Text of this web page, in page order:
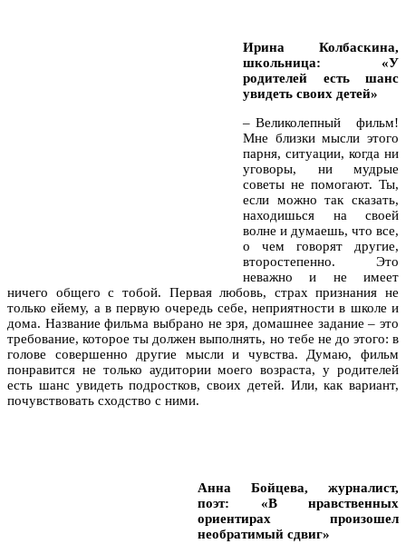
Ирина Колбаскина,
школьница: «У
родителей есть шанс
увидеть своих детей»
– Великолепный фильм!
Мне близки мысли этого
парня, ситуации, когда ни
уговоры, ни мудрые
советы не помогают. Ты,
если можно так сказать,
находишься на своей
волне и думаешь, что все,
о чем говорят другие,
второстепенно. Это
неважно и не имеет
ничего общего с тобой. Первая любовь, страх признания не
только ейему, а в первую очередь себе, неприятности в школе и
дома. Название фильма выбрано не зря, домашнее задание – это
требование, которое ты должен выполнять, но тебе не до этого: в
голове совершенно другие мысли и чувства. Думаю, фильм
понравится не только аудитории моего возраста, у родителей
есть шанс увидеть подростков, своих детей. Или, как вариант,
почувствовать сходство с ними.
Анна Бойцева, журналист,
поэт: «В нравственных
ориентирах произошел
необратимый сдвиг»